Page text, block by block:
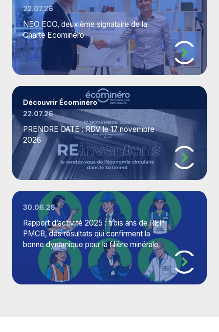
Où déposer mes déchets ?
Actualités
Évènements
Aide et contact
Mon espace
22.07.26
NEO ECO, deuxième signataire de la
Charte Ecominéro
Découvrir Écominéro
22.07.26
PRENDRE DATE : RDV le 17 novembre
2026
30.06.26
Rapport d’activité 2025 : trois ans de REP
PMCB, des résultats qui confirment la
bonne dynamique pour la filière minérale